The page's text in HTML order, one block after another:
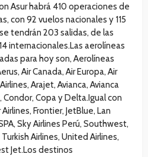
Asur habrá 410 operaciones de
con 92 vuelos nacionales y 115
tendrán 203 salidas, de las
internacionales.Las aerolíneas
para hoy son, Aerolíneas
Air Canada, Air Europa, Air
Arajet, Avianca, Avianca
Condor, Copa y Delta.Igual con
Frontier, JetBlue, Lan
Sky Airlines Perú, Southwest,
Airlines, United Airlines,
Jet.Los destinos